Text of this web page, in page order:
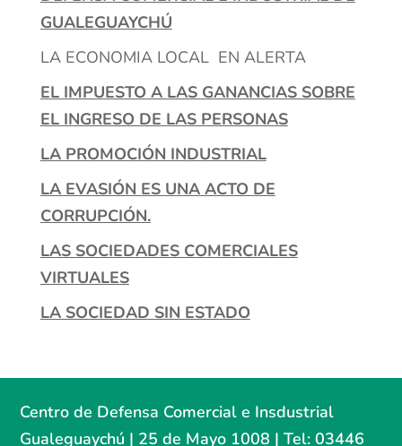
GUALEGUAYCHÚ
LA ECONOMIA LOCAL EN ALERTA
EL IMPUESTO A LAS GANANCIAS SOBRE
EL INGRESO DE LAS PERSONAS
LA PROMOCIÓN INDUSTRIAL
LA EVASIÓN ES UNA ACTO DE
CORRUPCIÓN.
LAS SOCIEDADES COMERCIALES
VIRTUALES
LA SOCIEDAD SIN ESTADO
Centro de Defensa Comercial e Insdustrial
Gualeguaychú | 25 de Mayo 1008 | Tel: 03446